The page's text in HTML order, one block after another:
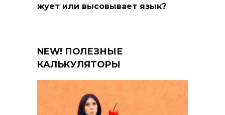
жует или высовывает язык?
NEW! ПОЛЕЗНЫЕ
КАЛЬКУЛЯТОРЫ